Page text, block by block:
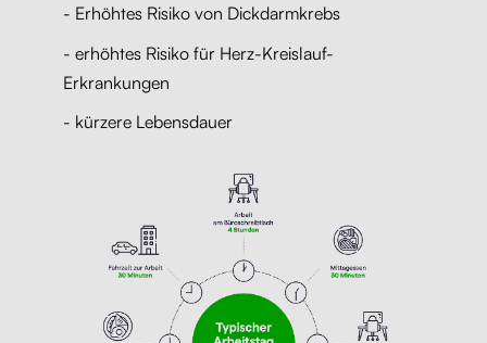
- Erhöhtes Risiko von Dickdarmkrebs
- erhöhtes Risiko für Herz-Kreislauf-
Erkrankungen
- kürzere Lebensdauer